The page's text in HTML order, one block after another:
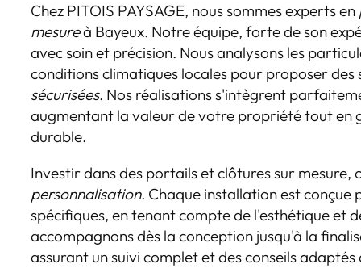
Chez PITOIS PAYSAGE, nous sommes experts en
mesureà Bayeux. Notre équipe, forte de son
avec soin et précision. Nous analysons les
conditions climatiques locales pour proposer
sécurisées. Nos réalisations s'intègrent
augmentant la valeur de votre propriété tout en
durable.
Investir dans des portails et clôtures sur mesure,
personnalisation. Chaque installation est conçue
spécifiques, en tenant compte de l'esthétique et
accompagnons dès la conception jusqu'à la
assurant un suivi complet et des conseils